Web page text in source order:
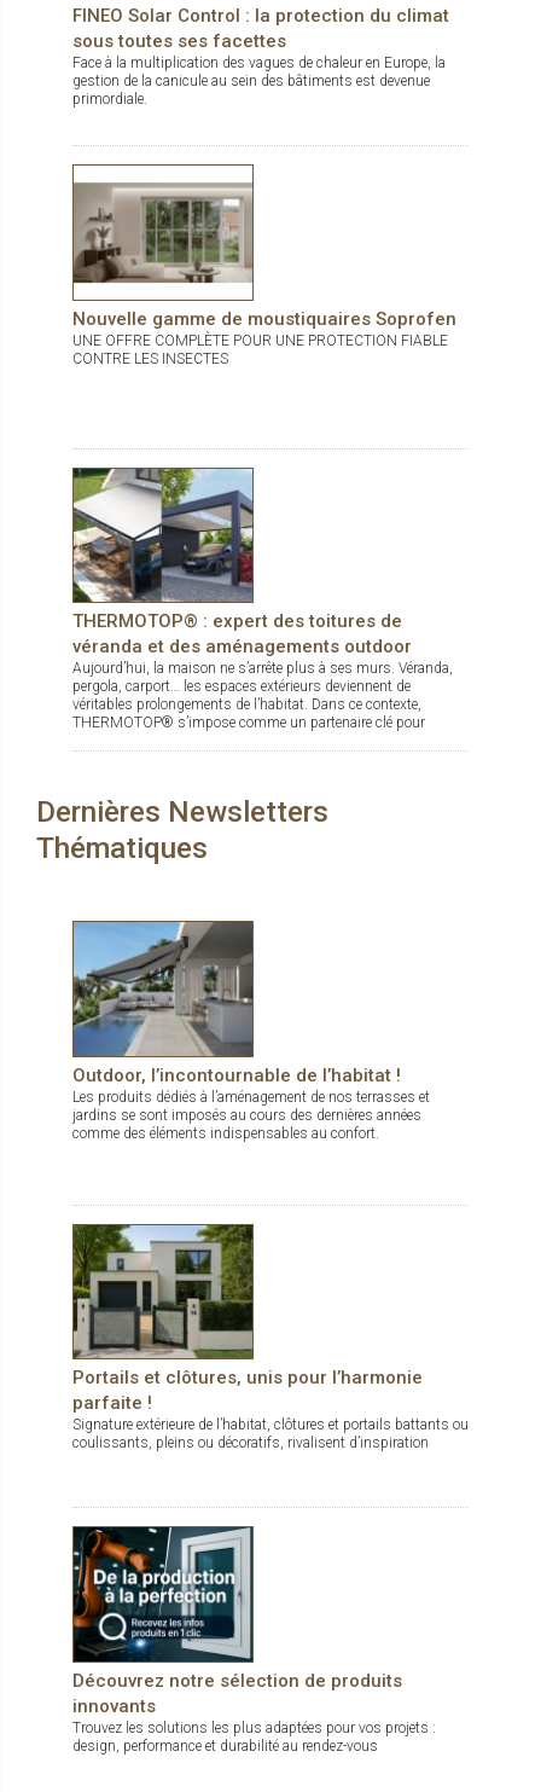
du panneau qui permet l'entretien ou la réparation en un temps
très rapide. Solozip de Griesser est disponible en 150
couleurs (dont gamme RAL standard et couleurs tendances
du marché) et plus de 300 tissus standards.
FINEO Solar Control : la protection du climat
sous toutes ses facettes
Face à la multiplication des vagues de chaleur en Europe, la
gestion de la canicule au sein des bâtiments est devenue
primordiale.
Nouvelle gamme de moustiquaires Soprofen
UNE OFFRE COMPLÈTE POUR UNE PROTECTION FIABLE
CONTRE LES INSECTES
THERMOTOP® : expert des toitures de
véranda et des aménagements outdoor
Aujourd’hui, la maison ne s’arrête plus à ses murs. Véranda,
pergola, carport… les espaces extérieurs deviennent de
véritables prolongements de l’habitat. Dans ce contexte,
THERMOTOP® s’impose comme un partenaire clé pour
Dernières Newsletters
Thématiques
Outdoor, l’incontournable de l’habitat !
Les produits dédiés à l’aménagement de nos terrasses et
jardins se sont imposés au cours des dernières années
comme des éléments indispensables au confort.
Portails et clôtures, unis pour l’harmonie
parfaite !
Signature extérieure de l’habitat, clôtures et portails battants ou
coulissants, pleins ou décoratifs, rivalisent d’inspiration
Découvrez notre sélection de produits
innovants
Trouvez les solutions les plus adaptées pour vos projets :
design, performance et durabilité au rendez-vous